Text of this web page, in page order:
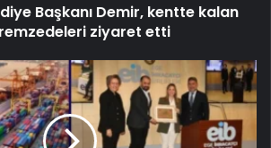
Başkanı Demir, kentte kalan
ziyaret etti